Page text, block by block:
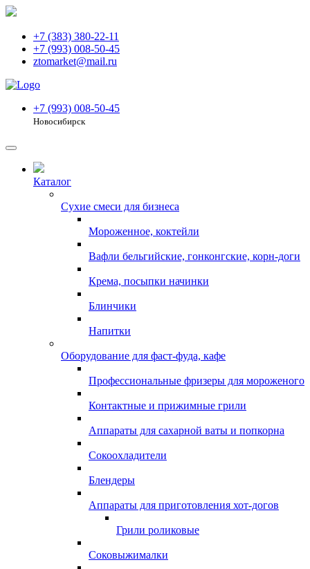
+7 (383) 380-22-11
+7 (993) 008-50-45
ztomarket@mail.ru
+7 (993) 008-50-45
Новосибирск
Каталог
Сухие смеси для бизнеса
Мороженное, коктейли
Вафли бельгийские, гонконгские, корн-доги
Крема, посыпки начинки
Блинчики
Напитки
Оборудование для фаст-фуда, кафе
Профессиональные фризеры для мороженого
Контактные и прижимные грили
Аппараты для сахарной ваты и попкорна
Сокоохладители
Блендеры
Аппараты для приготовления хот-догов
Грили роликовые
Соковыжималки